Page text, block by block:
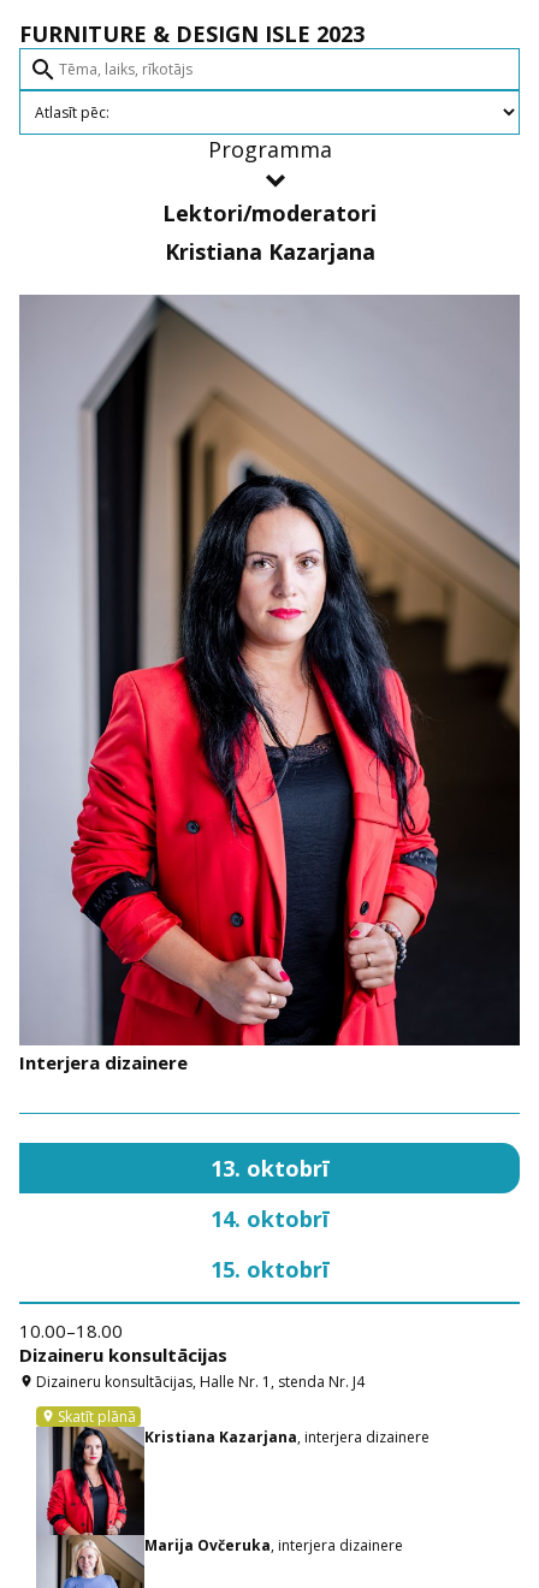
FURNITURE & DESIGN ISLE 2023
search
Programma
Lektori/moderatori
Kristiana Kazarjana
Interjera dizainere
13. oktobrī
14. oktobrī
15. oktobrī
10.00–18.00
Dizaineru konsultācijas
location_on Dizaineru konsultācijas, Halle Nr. 1, stenda Nr. J4
location_on Skatīt plānā
Kristiana Kazarjana, interjera dizainere
Marija Ovčeruka, interjera dizainere